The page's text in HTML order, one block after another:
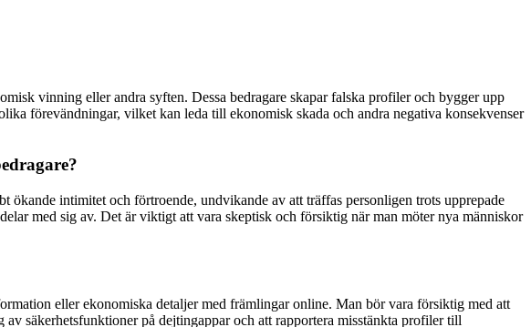
vinning eller andra syften. Dessa bedragare skapar falska profiler och bygger upp
förevändningar, vilket kan leda till ekonomisk skada och andra negativa konsekvenser
ökande intimitet och förtroende, undvikande av att träffas personligen trots upprepade
med sig av. Det är viktigt att vara skeptisk och försiktig när man möter nya människor
eller ekonomiska detaljer med främlingar online. Man bör vara försiktig med att
säkerhetsfunktioner på dejtingappar och att rapportera misstänkta profiler till